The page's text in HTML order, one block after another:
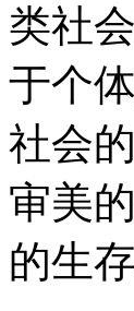
类社
于个
社会
审美
的生